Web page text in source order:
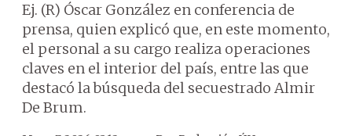
Ej. (R) Óscar González en conferencia de
prensa, quien explicó que, en este momento,
el personal a su cargo realiza operaciones
claves en el interior del país, entre las que
destacó la búsqueda del secuestrado Almir
De Brum.